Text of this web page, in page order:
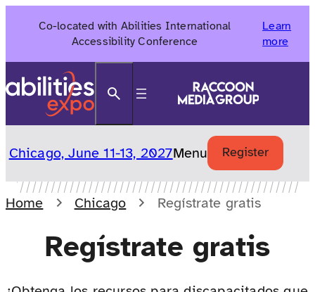
Co-located with Abilities International
Accessibility Conference
Learn
more
Chicago, June 11-13, 2027Menu Register
Home Chicago Regístrate gratis
Regístrate gratis